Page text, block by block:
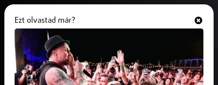
670 milliárdos fejlesztési csomag
Ezt olvastad már?